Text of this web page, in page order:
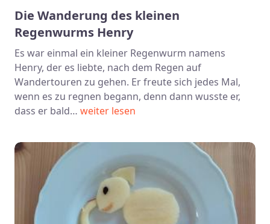
Die Wanderung des kleinen
Regenwurms Henry
Es war einmal ein kleiner Regenwurm namens
Henry, der es liebte, nach dem Regen auf
Wandertouren zu gehen. Er freute sich jedes Mal,
wenn es zu regnen begann, denn dann wusste er,
dass er bald… weiter lesen